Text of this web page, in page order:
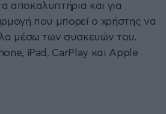
αποκαλυπτήρια και για
που μπορεί ο χρήστης να
μέσω των συσκευών του.
iPad, CarPlay και Apple